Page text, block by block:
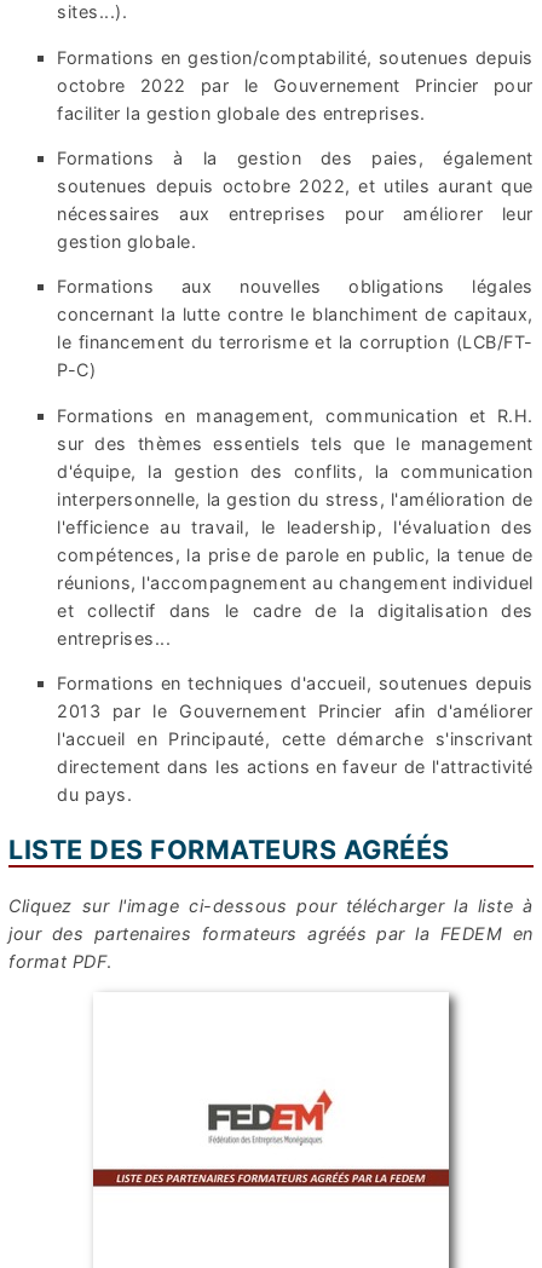
sites...).
Formations en gestion/comptabilité, soutenues depuis
octobre 2022 par le Gouvernement Princier pour
faciliter la gestion globale des entreprises.
Formations à la gestion des paies, également
soutenues depuis octobre 2022, et utiles aurant que
nécessaires aux entreprises pour améliorer leur
gestion globale.
Formations aux nouvelles obligations légales
concernant la lutte contre le blanchiment de capitaux,
le financement du terrorisme et la corruption (LCB/FT-
P-C)
Formations en management, communication et R.H.
sur des thèmes essentiels tels que le management
d'équipe, la gestion des conflits, la communication
interpersonnelle, la gestion du stress, l'amélioration de
l'efficience au travail, le leadership, l'évaluation des
compétences, la prise de parole en public, la tenue de
réunions, l'accompagnement au changement individuel
et collectif dans le cadre de la digitalisation des
entreprises...
Formations en techniques d'accueil, soutenues depuis
2013 par le Gouvernement Princier afin d'améliorer
l'accueil en Principauté, cette démarche s'inscrivant
directement dans les actions en faveur de l'attractivité
du pays.
LISTE DES FORMATEURS AGRÉÉS
Cliquez sur l'image ci-dessous pour télécharger la liste à
jour des partenaires formateurs agréés par la FEDEM en
format PDF.